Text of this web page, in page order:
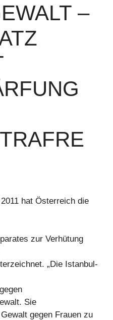
–
hat Österreich die
zur Verhütung
„Die Istanbul-
Sie
gegen Frauen zu